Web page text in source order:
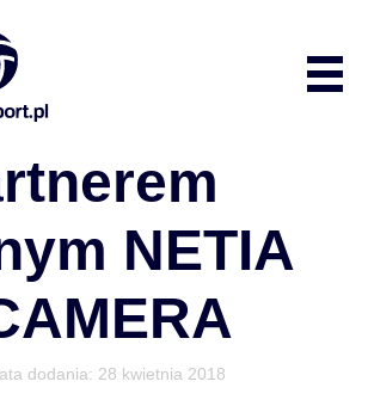
NETIA
dodania: 28 kwietnia 2018